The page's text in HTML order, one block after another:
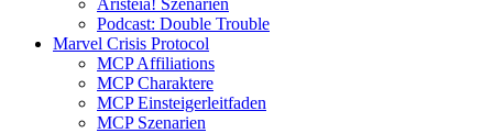
Aristeia! Szenarien
Podcast: Double Trouble
Marvel Crisis Protocol
MCP Affiliations
MCP Charaktere
MCP Einsteigerleitfaden
MCP Szenarien